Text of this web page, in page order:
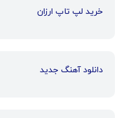
خرید لپ تاپ ارزان
دانلود آهنگ جدید